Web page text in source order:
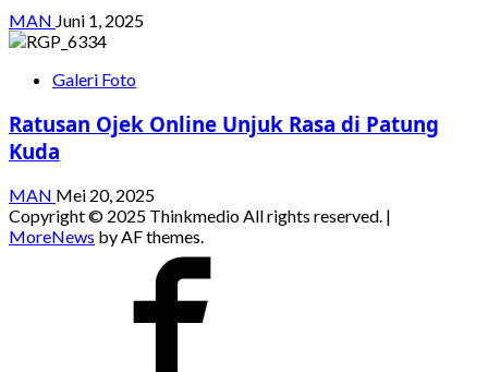
MAN Juni 1, 2025
Galeri Foto
Ratusan Ojek Online Unjuk Rasa di Patung
Kuda
MAN Mei 20, 2025
Copyright © 2025 Thinkmedio All rights reserved. |
MoreNews by AF themes.